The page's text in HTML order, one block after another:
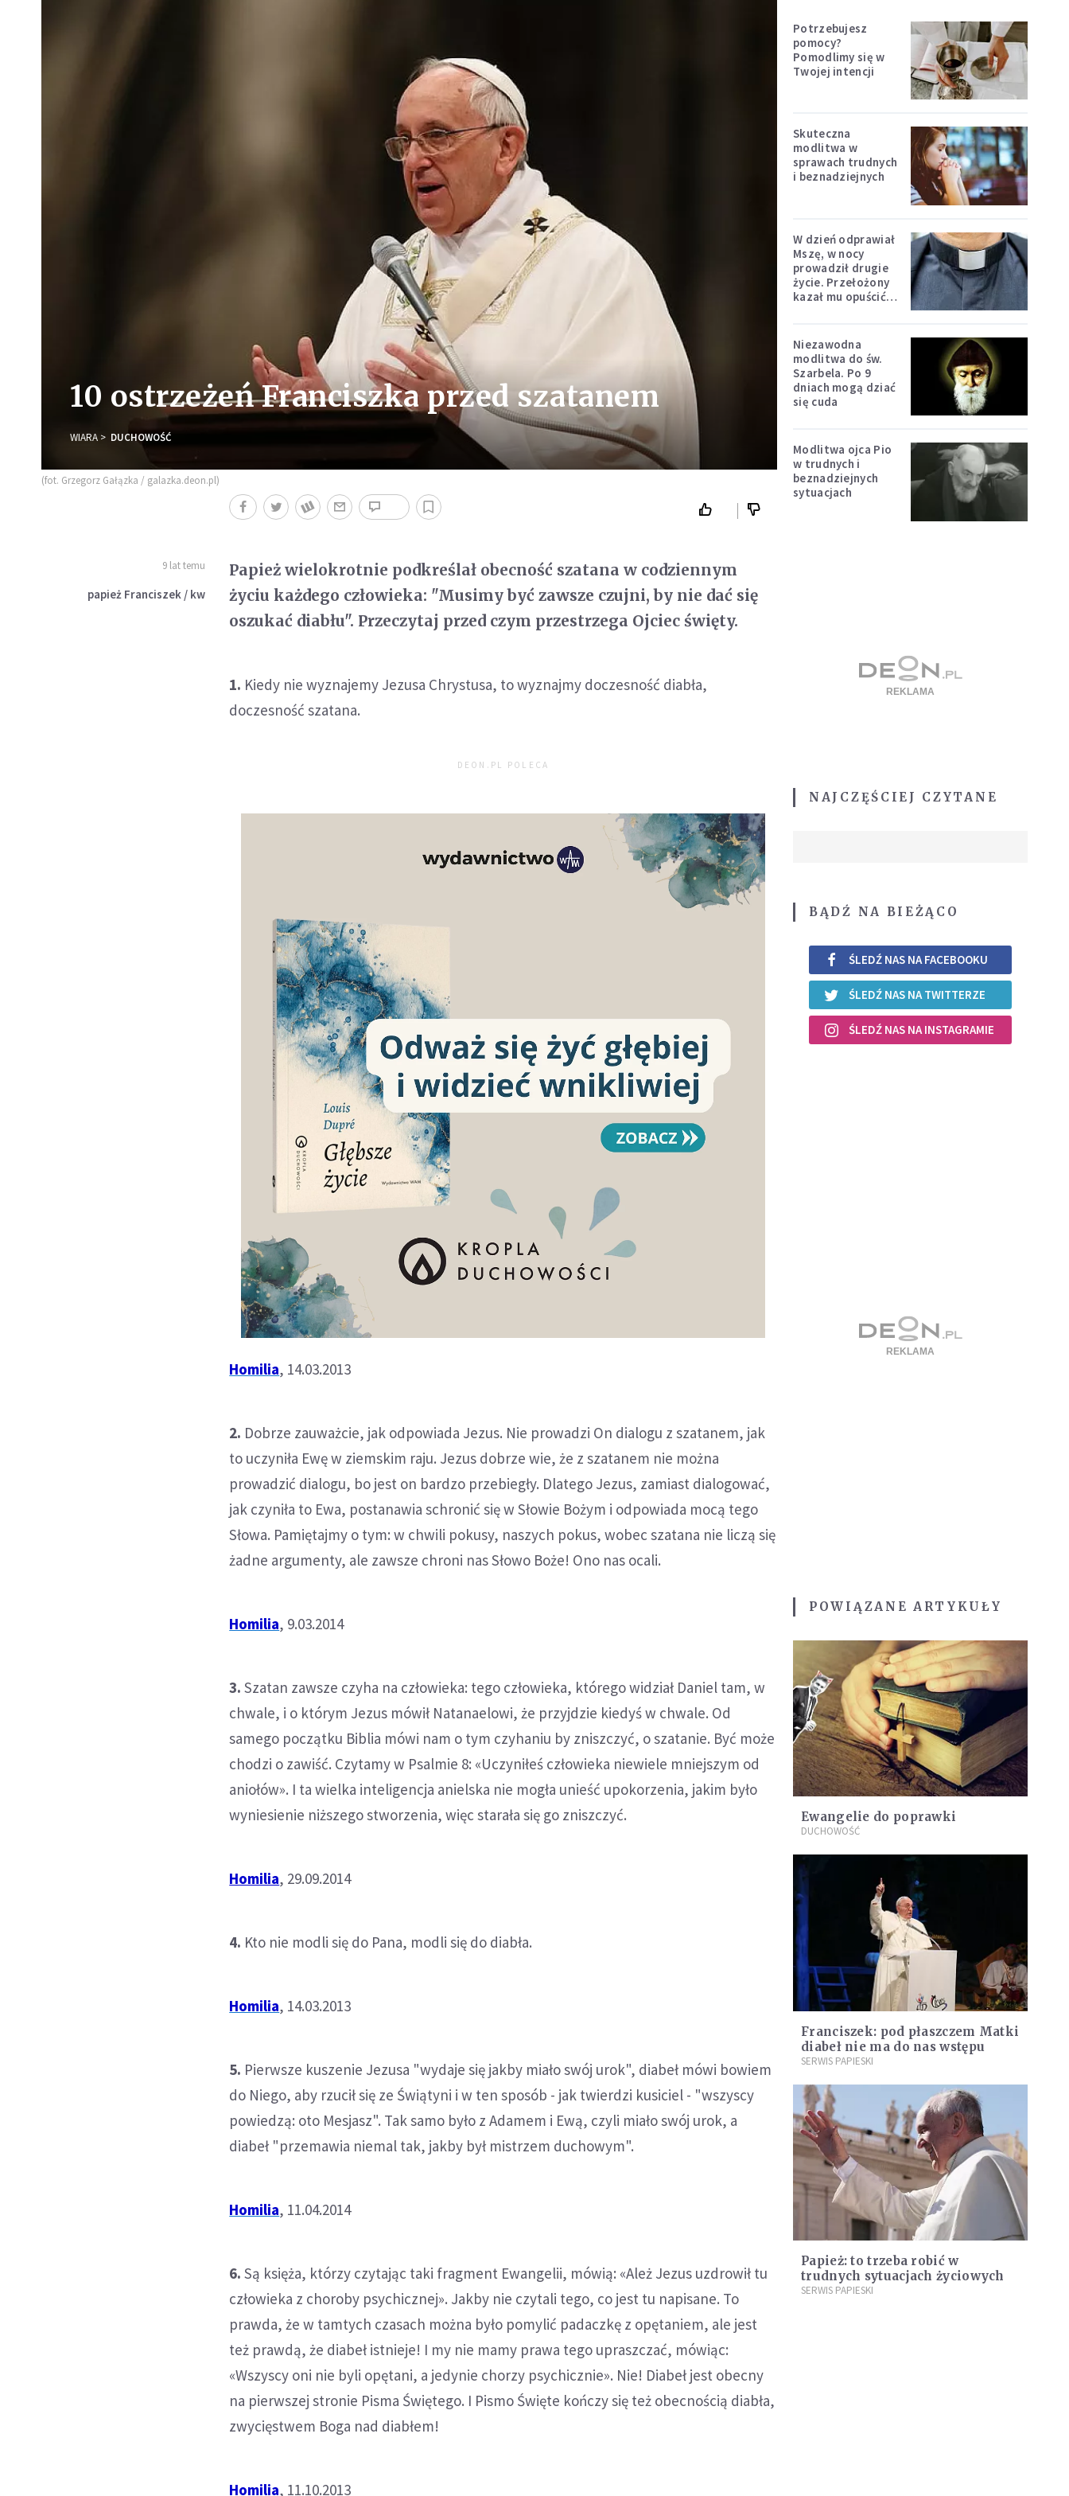
10 ostrzeżeń Franciszka przed szatanem
WIARA DUCHOWOŚĆ
(fot. Grzegorz Gałązka / galazka.deon.pl)
9 lat temu
papież Franciszek / kw
Papież wielokrotnie podkreślał obecność szatana w codziennym
życiu każdego człowieka: "Musimy być zawsze czujni, by nie dać się
oszukać diabłu". Przeczytaj przed czym przestrzega Ojciec święty.
1. Kiedy nie wyznajemy Jezusa Chrystusa, to wyznajmy doczesność diabła,
doczesność szatana.
DEON.PL POLECA
Homilia, 14.03.2013
2. Dobrze zauważcie, jak odpowiada Jezus. Nie prowadzi On dialogu z szatanem, jak
to uczyniła Ewę w ziemskim raju. Jezus dobrze wie, że z szatanem nie można
prowadzić dialogu, bo jest on bardzo przebiegły. Dlatego Jezus, zamiast dialogować,
jak czyniła to Ewa, postanawia schronić się w Słowie Bożym i odpowiada mocą tego
Słowa. Pamiętajmy o tym: w chwili pokusy, naszych pokus, wobec szatana nie liczą się
żadne argumenty, ale zawsze chroni nas Słowo Boże! Ono nas ocali.
Homilia, 9.03.2014
3. Szatan zawsze czyha na człowieka: tego człowieka, którego widział Daniel tam, w
chwale, i o którym Jezus mówił Natanaelowi, że przyjdzie kiedyś w chwale. Od
samego początku Biblia mówi nam o tym czyhaniu by zniszczyć, o szatanie. Być może
chodzi o zawiść. Czytamy w Psalmie 8: «Uczyniłeś człowieka niewiele mniejszym od
aniołów». I ta wielka inteligencja anielska nie mogła unieść upokorzenia, jakim było
wyniesienie niższego stworzenia, więc starała się go zniszczyć.
Homilia, 29.09.2014
4. Kto nie modli się do Pana, modli się do diabła.
Homilia, 14.03.2013
5. Pierwsze kuszenie Jezusa "wydaje się jakby miało swój urok", diabeł mówi bowiem
do Niego, aby rzucił się ze Świątyni i w ten sposób - jak twierdzi kusiciel - "wszyscy
powiedzą: oto Mesjasz". Tak samo było z Adamem i Ewą, czyli miało swój urok, a
diabeł "przemawia niemal tak, jakby był mistrzem duchowym".
Homilia, 11.04.2014
6. Są księża, którzy czytając taki fragment Ewangelii, mówią: «Ależ Jezus uzdrowił tu
człowieka z choroby psychicznej». Jakby nie czytali tego, co jest tu napisane. To
prawda, że w tamtych czasach można było pomylić padaczkę z opętaniem, ale jest
też prawdą, że diabeł istnieje! I my nie mamy prawa tego upraszczać, mówiąc:
«Wszyscy oni nie byli opętani, a jedynie chorzy psychicznie». Nie! Diabeł jest obecny
na pierwszej stronie Pisma Świętego. I Pismo Święte kończy się też obecnością diabła,
zwycięstwem Boga nad diabłem!
Homilia, 11.10.2013
Potrzebujesz
pomocy?
Pomodlimy się w
Twojej intencji
Skuteczna
modlitwa w
sprawach trudnych
i beznadziejnych
W dzień odprawiał
Mszę, w nocy
prowadził drugie
życie. Przełożony
kazał mu opuścić
Niezawodna
modlitwa do św.
Szarbela. Po 9
dniach mogą dziać
się cuda
Modlitwa ojca Pio
w trudnych i
beznadziejnych
sytuacjach
NAJCZĘŚCIEJ CZYTANE
BĄDŹ NA BIEŻĄCO
ŚLEDŹ NAS NA FACEBOOKU
ŚLEDŹ NAS NA TWITTERZE
ŚLEDŹ NAS NA INSTAGRAMIE
POWIĄZANE ARTYKUŁY
Ewangelie do poprawki
DUCHOWOŚĆ
Franciszek: pod płaszczem Matki
diabeł nie ma do nas wstępu
SERWIS PAPIESKI
Papież: to trzeba robić w
trudnych sytuacjach życiowych
SERWIS PAPIESKI